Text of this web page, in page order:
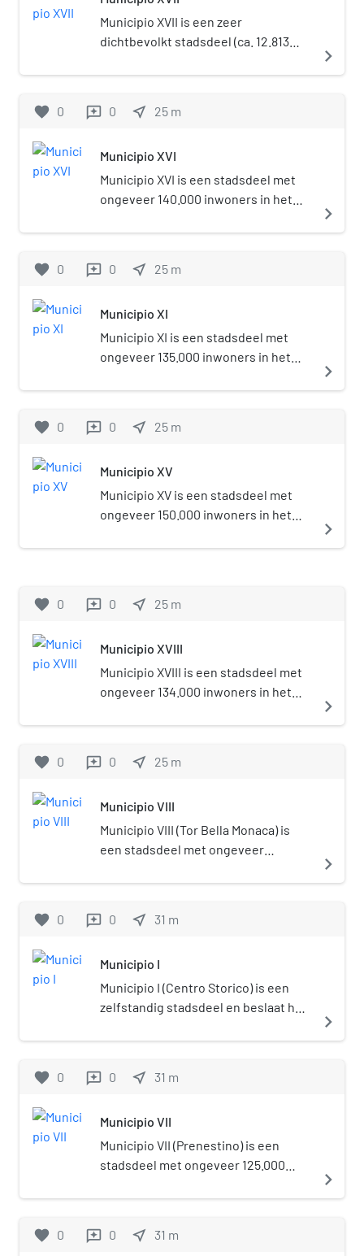
Municipio XVII is een zeer
dichtbevolkt stadsdeel (ca. 12.813
inwoners in het centrum van de stad
navigate_next
favorite 0 reviews 0 near_me 25 m
Municipio XVI
Municipio XVI is een stadsdeel met
ongeveer 140.000 inwoners in het
navigate_next
favorite 0 reviews 0 near_me 25 m
Municipio XI
Municipio XI is een stadsdeel met
ongeveer 135.000 inwoners in het
navigate_next
favorite 0 reviews 0 near_me 25 m
Municipio XV
Municipio XV is een stadsdeel met
ongeveer 150.000 inwoners in het
navigate_next
favorite 0 reviews 0 near_me 25 m
Municipio XVIII
Municipio XVIII is een stadsdeel met
ongeveer 134.000 inwoners in het
navigate_next
favorite 0 reviews 0 near_me 25 m
Municipio VIII
Municipio VIII (Tor Bella Monaca) is
een stadsdeel met ongeveer
de stad Rome.
navigate_next
favorite 0 reviews 0 near_me 31 m
Municipio I
Municipio I (Centro Storico) is een
zelfstandig stadsdeel en beslaat het
navigate_next
favorite 0 reviews 0 near_me 31 m
Municipio VII
Municipio VII (Prenestino) is een
stadsdeel met ongeveer 125.000
centrum van de stad Rome.
navigate_next
favorite 0 reviews 0 near_me 31 m